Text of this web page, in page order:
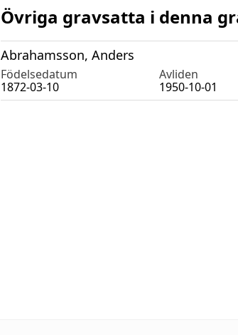
Övriga gravsatta i denna
Abrahamsson, Anders
Födelsedatum Avliden
1872-03-10
1950-10-01